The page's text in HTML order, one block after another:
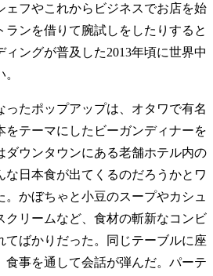
ェフやこれからビジネスでお店を始
ランを借りて腕試しをしたりすると
ングが普及した2013年頃に世界中
たポップアップは、オタワで有名
をテーマにしたビーガンディナーを
ダウンタウンにある老舗ホテル内の
な日本食が出てくるのだろうかとワ
。かぼちゃと小豆のスープやカシュ
クリームなど、食材の斬新なコンビ
てばかりだった。同じテーブルに座
食事を通して会話が弾んだ。パーテ